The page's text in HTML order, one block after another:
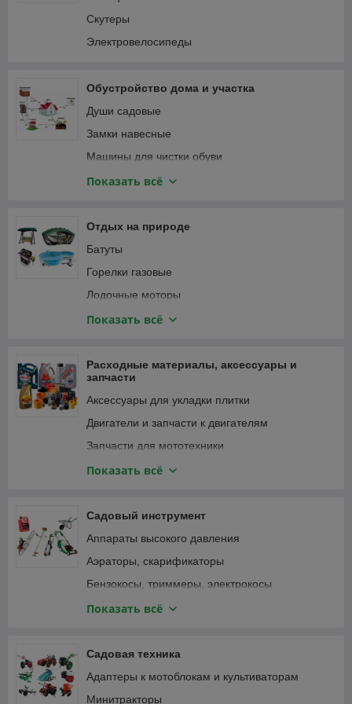
Пылесосы автомобильные
Специализированный автоинструмент
Соединители садовые
Тапенеры (степлеры) для подвязки растений
Шланги садовые
Веревка, канаты
Скутеры
Электровелосипеды
Обустройство дома и участка
Души садовые
Замки навесные
Машины для чистки обуви
Мебель и интерьер
Сантехника
Сейфы
Умывальники для дачи
Показать всё
Отдых на природе
Батуты
Горелки газовые
Лодочные моторы
Лодки надувные ПВХ
Фонари и светильники
Показать всё
Расходные материалы, аксессуары и
запчасти
Аксессуары для укладки плитки
Двигатели и запчасти к двигателям
Запчасти для мототехники
Зарядные устройства, аккумуляторы
Крепежные изделия
Лампочки и светильники
Ленты
Масла и смазки
Принадлежности для садового инструмента
Принадлежности для строительного
инструмента
Принадлежности для строительной техники и
оборудования
Показать всё
Садовый инструмент
Аппараты высокого давления
Аэраторы, скарификаторы
Бензокосы, триммеры, электрокосы
Бензопилы, цепные электропилы
Газонокосилки
Дровоколы
Зернодробилки, измельчители кормов
Показать всё
Садовая техника
Адаптеры к мотоблокам и культиваторам
Минитракторы